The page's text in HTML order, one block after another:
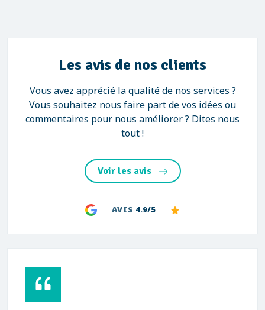
Les avis de nos clients
Vous avez apprécié la qualité de nos services ?
Vous souhaitez nous faire part de vos idées ou
commentaires pour nous améliorer ? Dites nous
tout !
Voir les avis
AVIS 4.9/5